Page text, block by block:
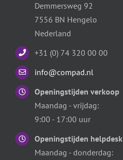
Demmersweg 92
7556 BN Hengelo
Nederland
+31 (0) 74 320 00 00
info@compad.nl
Openingstijden verkoop
Maandag - vrijdag:
9:00 - 17:00 uur
Openingstijden helpdesk
Maandag - donderdag: